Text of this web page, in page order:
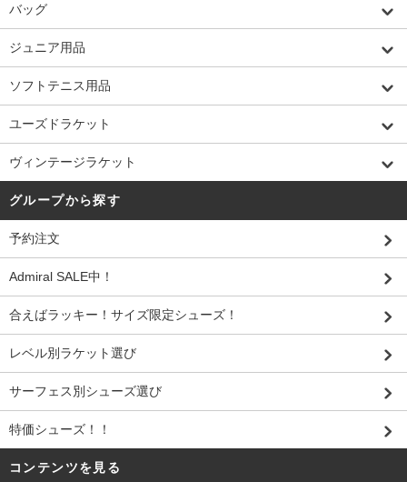
バッグ
ジュニア用品
ソフトテニス用品
ユーズドラケット
ヴィンテージラケット
グループから探す
予約注文
Admiral SALE中！
合えばラッキー！サイズ限定シューズ！
レベル別ラケット選び
サーフェス別シューズ選び
特価シューズ！！
コンテンツを見る